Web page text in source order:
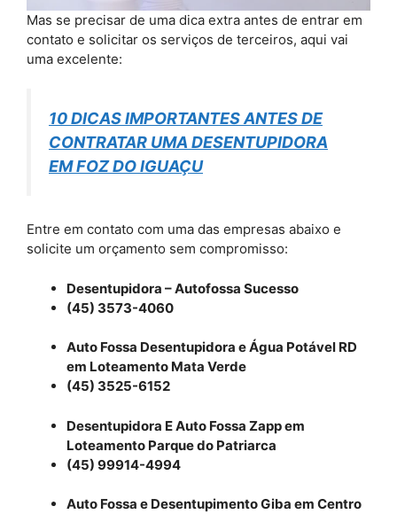
Mas se precisar de uma dica extra antes de entrar em
contato e solicitar os serviços de terceiros, aqui vai
uma excelente:
10 DICAS IMPORTANTES ANTES DE
CONTRATAR UMA DESENTUPIDORA
EM FOZ DO IGUAÇU
Entre em contato com uma das empresas abaixo e
solicite um orçamento sem compromisso:
Desentupidora – Autofossa Sucesso
(45) 3573-4060
Auto Fossa Desentupidora e Água Potável RD
em Loteamento Mata Verde
(45) 3525-6152
Desentupidora E Auto Fossa Zapp em
Loteamento Parque do Patriarca
(45) 99914-4994
Auto Fossa e Desentupimento Giba em Centro